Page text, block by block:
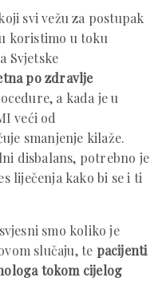
svi vežu za postupak
koristimo u toku
Svjetske
po zdravlje
a kada je u
veći od
smanjenje kilaže.
disbalans, potrebno je
liječenja kako bi se i ti
smo koliko je
slučaju, te pacijenti
tokom cijelog